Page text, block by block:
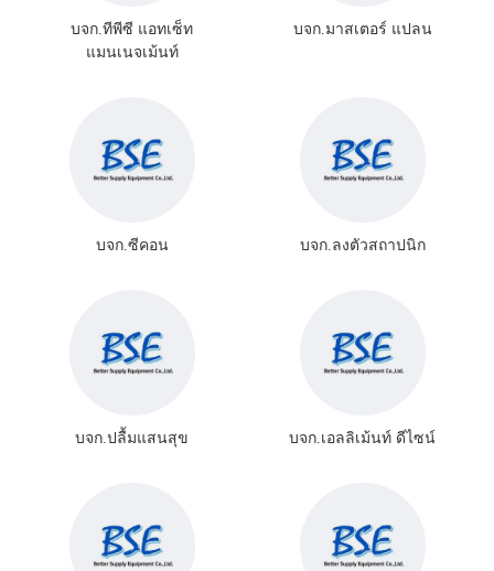
บจก.ทีพีซี แอทเซ็ท
แมนเนจเม้นท์
บจก.มาสเตอร์ แปลน
บจก.ซีคอน บจก.ลงตัวสถาปนิก
บจก.ปลื้มแสนสุข บจก.เอลลิเม้นท์ ดีไซน์